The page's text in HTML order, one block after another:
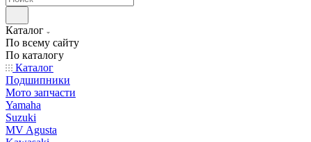
Каталог
По всему сайту
По каталогу
Каталог
Подшипники
Мото запчасти
Yamaha
Suzuki
MV Agusta